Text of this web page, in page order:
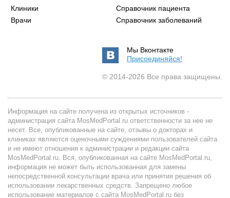
Клиники
Врачи
Справочник пациента
Справочник заболеваний
Мы Вконтакте
Присоединяйся!
© 2014-2026 Все права защищены.
Информация на сайте получена из открытых источников -
администрация сайта MosMedPortal.ru ответственности за нее не
несет. Все, опубликованные на сайте, отзывы о докторах и
клиниках являются оценочными суждениями пользователей сайта
и не имеют отношения к администрации и редакции сайта
MosMedPortal.ru. Вся, опубликованная на сайте MosMedPortal.ru,
информация не может быть использованная для замены
непосредственной консультации врача или принятия решения об
использовании лекарственных средств. Запрещено любое
использование материалов с сайта MosMedPortal.ru без